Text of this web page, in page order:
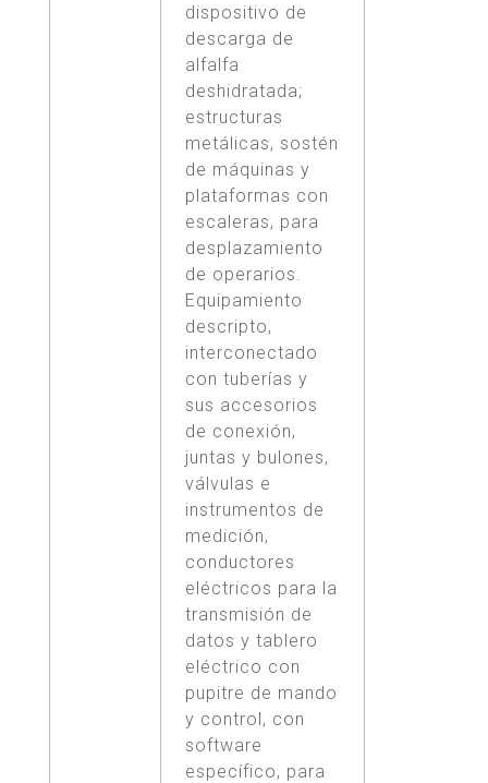
dispositivo de
descarga de
alfalfa
deshidratada;
estructuras
metálicas, sostén
de máquinas y
plataformas con
escaleras, para
desplazamiento
de operarios.
Equipamiento
descripto,
interconectado
con tuberías y
sus accesorios
de conexión,
juntas y bulones,
válvulas e
instrumentos de
medición,
conductores
eléctricos para la
transmisión de
datos y tablero
eléctrico con
pupitre de mando
y control, con
software
específico, para